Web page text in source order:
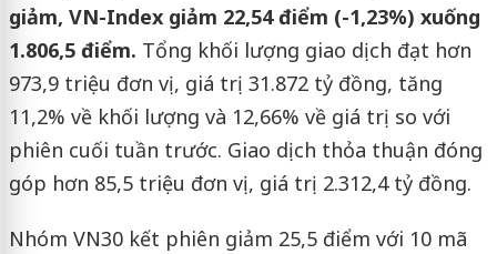
giảm, VN-Index giảm 22,54 điểm (-1,23%) xuống
1.806,5 điểm. Tổng khối lượng giao dịch đạt hơn
973,9 triệu đơn vị, giá trị 31.872 tỷ đồng, tăng
11,2% về khối lượng và 12,66% về giá trị so với
phiên cuối tuần trước. Giao dịch thỏa thuận đóng
góp hơn 85,5 triệu đơn vị, giá trị 2.312,4 tỷ đồng.
Nhóm VN30 kết phiên giảm 25,5 điểm với 10 mã